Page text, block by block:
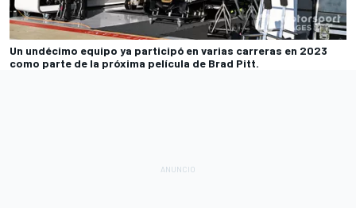
Un undécimo equipo ya participó en varias carreras en 2023
como parte de la próxima película de Brad Pitt.